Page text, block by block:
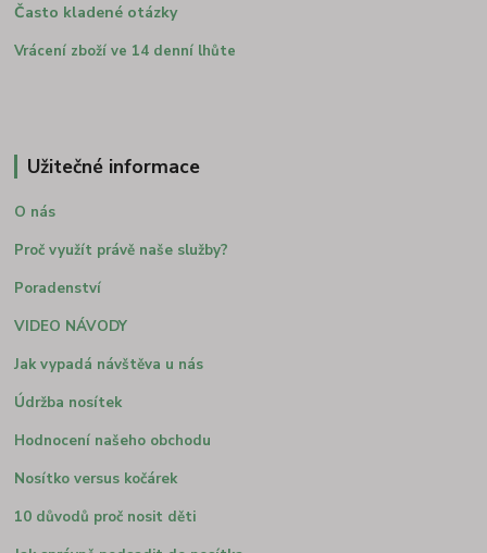
Často kladené otázky
Vrácení zboží ve 14 denní lhůte
Užitečné informace
O nás
Proč využít právě naše služby?
Poradenství
VIDEO NÁVODY
Jak vypadá návštěva u nás
Údržba nosítek
Hodnocení našeho obchodu
Nosítko versus kočárek
10 důvodů proč nosit děti